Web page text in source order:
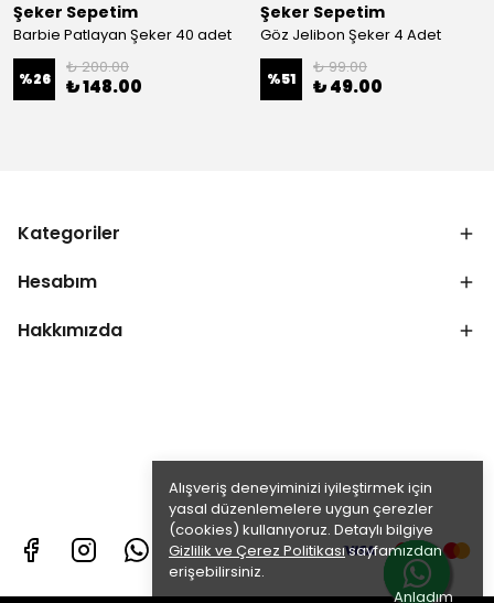
Alışveriş deneyiminizi iyileştirmek için
yasal düzenlemelere uygun çerezler
(cookies) kullanıyoruz. Detaylı bilgiye
Gizlilik ve Çerez Politikasısayfamızdan
erişebilirsiniz.
Anladım
Şeker Sepetim
Barbie Patlayan Şeker 40 adet
%26
₺ 200.00
₺ 148.00
Şeker Sepetim
Göz Jelibon Şeker 4 Adet
%51
₺ 99.00
₺ 49.00
Kategoriler
Hesabım
Hakkımızda